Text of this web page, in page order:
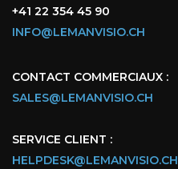
+41 22 354 45 90
INFO@LEMANVISIO.CH
CONTACT COMMERCIAUX :
SALES@LEMANVISIO.CH
SERVICE CLIENT :
HELPDESK@LEMANVISIO.CH